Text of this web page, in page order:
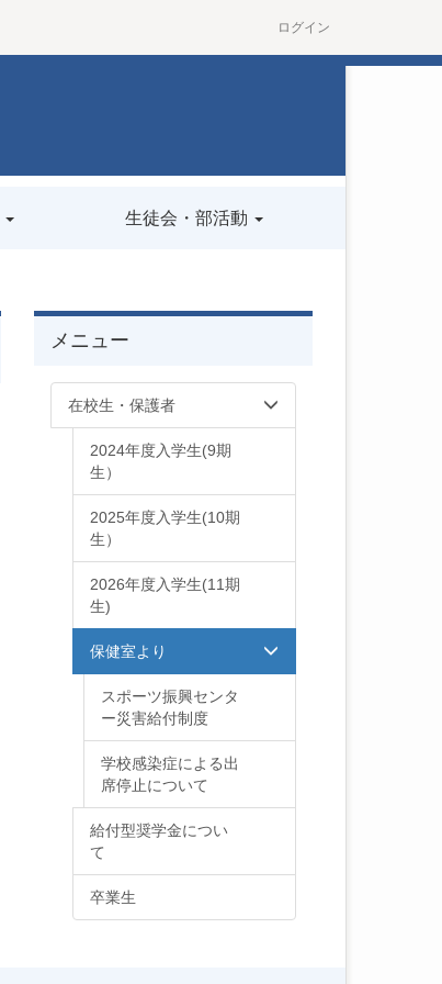
ログイン
生徒会・部活動
メニュー
在校生・保護者
2024年度入学生(9期
生）
2025年度入学生(10期
生）
2026年度入学生(11期
生)
保健室より
スポーツ振興センタ
ー災害給付制度
学校感染症による出
席停止について
給付型奨学金につい
て
卒業生